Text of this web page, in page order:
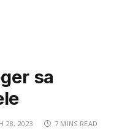
sa
28, 2023 7 MINS READ